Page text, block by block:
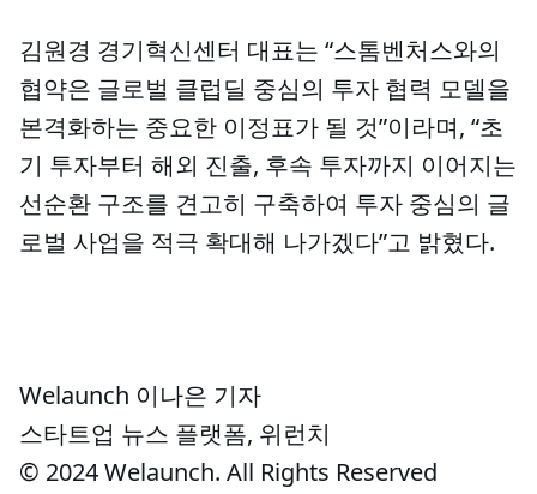
김원경 경기혁신센터 대표는 “스톰벤처스와의
협약은 글로벌 클럽딜 중심의 투자 협력 모델을
본격화하는 중요한 이정표가 될 것”이라며, “초
기 투자부터 해외 진출, 후속 투자까지 이어지는
선순환 구조를 견고히 구축하여 투자 중심의 글
로벌 사업을 적극 확대해 나가겠다”고 밝혔다.
Welaunch 이나은 기자
스타트업 뉴스 플랫폼, 위런치
© 2024 Welaunch. All Rights Reserved